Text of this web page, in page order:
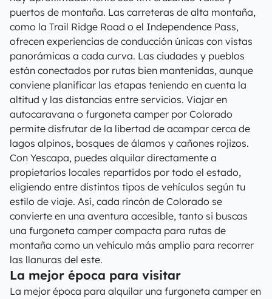
puertos de montaña. Las carreteras de alta montaña,
como la Trail Ridge Road o el Independence Pass,
ofrecen experiencias de conducción únicas con vistas
panorámicas a cada curva. Las ciudades y pueblos
están conectados por rutas bien mantenidas, aunque
conviene planificar las etapas teniendo en cuenta la
altitud y las distancias entre servicios. Viajar en
autocaravana o furgoneta camper por Colorado
permite disfrutar de la libertad de acampar cerca de
lagos alpinos, bosques de álamos y cañones rojizos.
Con Yescapa, puedes alquilar directamente a
propietarios locales repartidos por todo el estado,
eligiendo entre distintos tipos de vehículos según tu
estilo de viaje. Así, cada rincón de Colorado se
convierte en una aventura accesible, tanto si buscas
una furgoneta camper compacta para rutas de
montaña como un vehículo más amplio para recorrer
las llanuras del este.
La mejor época para visitar
La mejor época para alquilar una furgoneta camper en